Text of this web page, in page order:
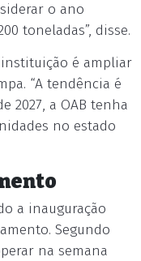
o ano
toneladas”, disse.
é ampliar
“A tendência é
2027, a OAB tenha
no estado
a inauguração
Segundo
na semana